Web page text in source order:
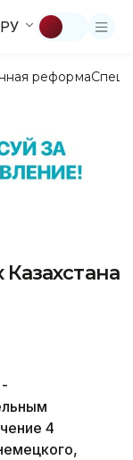
РУ
реформа
4